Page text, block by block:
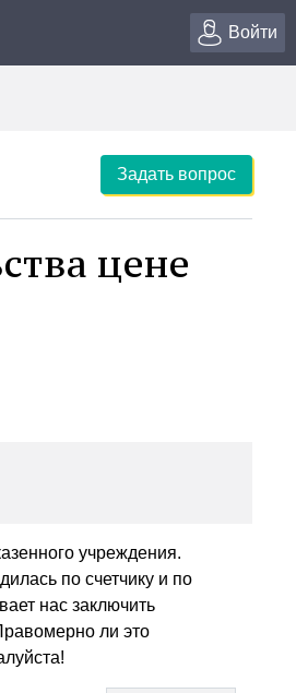
Войти
Задать вопрос
цене
учреждения.
по счетчику и по
нас заключить
ли это